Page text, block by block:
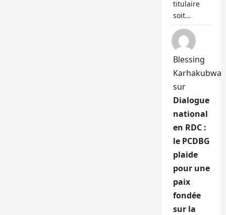
titulaire
soit…
Blessing
Karhakubwa
sur
Dialogue
national
en RDC :
le PCDBG
plaide
pour une
paix
fondée
sur la